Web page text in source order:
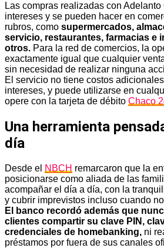
Las compras realizadas con
intereses y se pueden hacer en
rubros, como supermercados,
servicio, restaurantes, farmacias e
otros. Para la red de comercios, la
exactamente igual que cualquier
sin necesidad de realizar ninguna
El servicio no tiene costos
intereses, y puede utilizarse en
opere con la tarjeta de débito Chaco
Una herramienta
día
Desde el NBCH remarcaron que la
posicionarse como aliada de las
acompañar el día a día, con la
y cubrir imprevistos incluso cuando
El banco recordó además que
clientes compartir su clave PIN,
credenciales de homebanking, ni
préstamos por fuera de sus canales